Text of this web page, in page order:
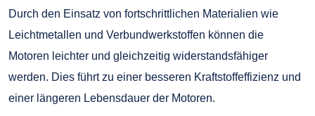
Durch den Einsatz von fortschrittlichen Materialien wie
Leichtmetallen und Verbundwerkstoffen können die
Motoren leichter und gleichzeitig widerstandsfähiger
werden. Dies führt zu einer besseren Kraftstoffeffizienz und
einer längeren Lebensdauer der Motoren.